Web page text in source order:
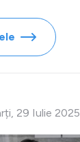
29 Iulie 2025